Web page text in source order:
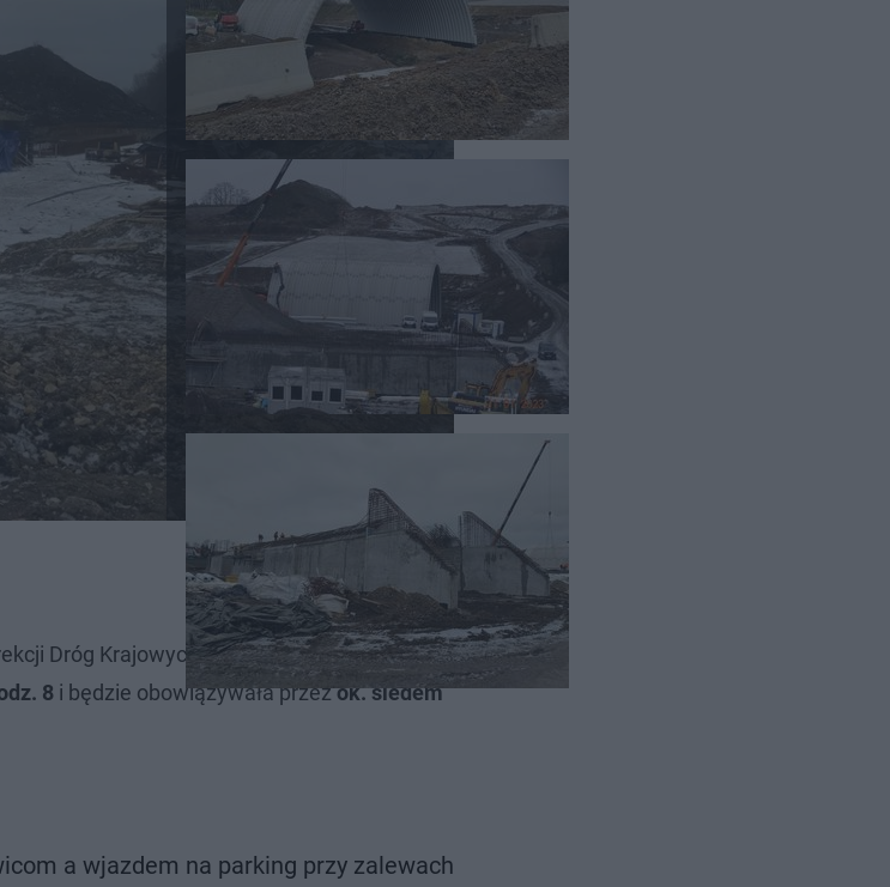
Dróg Krajowych i Autostrad, zmieniona
8 i będzie obowiązywała przezok. siedem
a wjazdem na parking przy zalewach